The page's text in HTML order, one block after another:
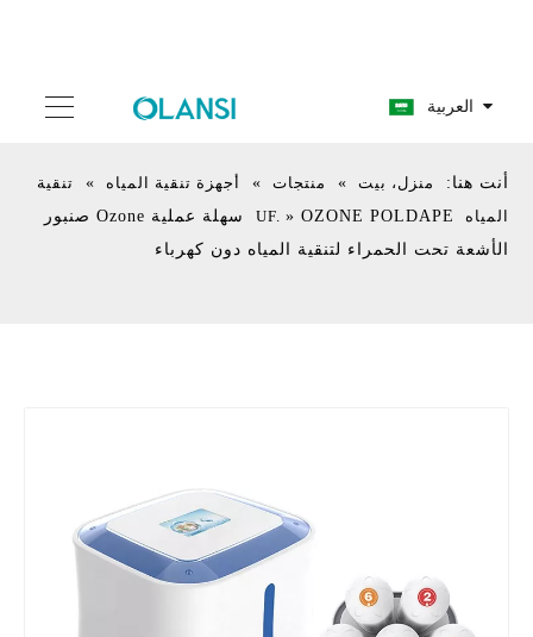
العربية
أنت هنا: منزل، بيت » منتجات » أجهزة تنقية المياه »
تنقية
المياه UF.
»
OZONE POLDAPE سهلة عملية Ozone صنبور
الأشعة تحت الحمراء لتنقية المياه دون كهرباء